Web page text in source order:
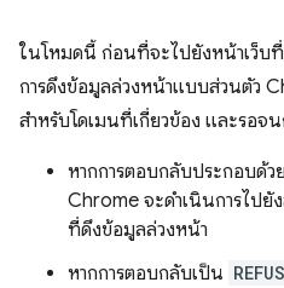
ในโหมดนี้ ก่อนที่จะไปยังหน้าเว็บ
การดึงข้อมูลล่วงหน้าแบบส่วนตัว
สำหรับโดเมนที่เกี่ยวข้อง และรอจ
หากการตอบกลับประกอบด้ว
Chrome จะดำเนินการไปยั
ที่ดึงข้อมูลล่วงหน้า
หากการตอบกลับเป็น